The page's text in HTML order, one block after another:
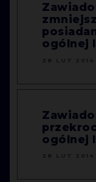
ogólnej
ogólnej